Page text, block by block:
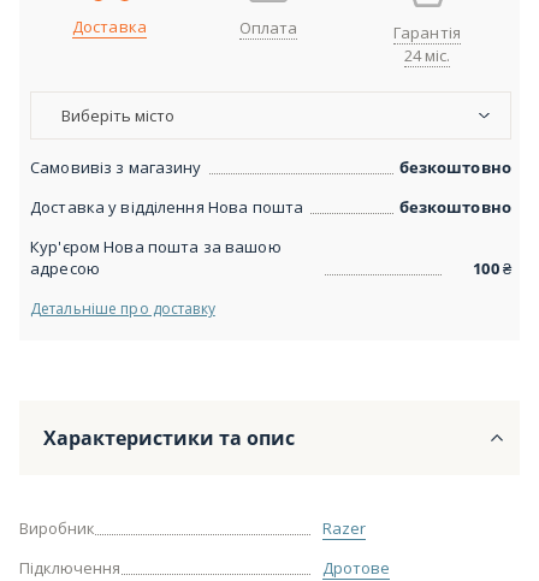
Доставка Оплата
Гарантія
24 міс.
Виберіть місто
Самовивіз з магазину
безкоштовно
Доставка у відділення Нова пошта
безкоштовно
Кур'єром Нова пошта за вашою
адресою
100₴
Детальніше про доставку
Характеристики та опис
Виробник
Razer
Підключення
Дротове